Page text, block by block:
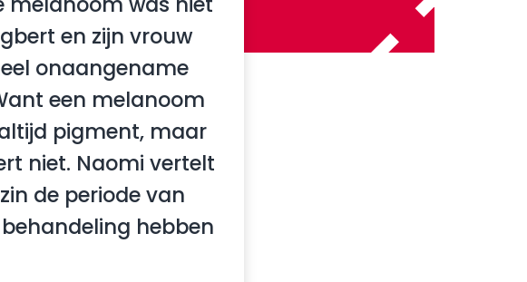
en zijn vrouw
onaangename
een melanoom
pigment, maar
niet. Naomi vertelt
de periode van
hebben